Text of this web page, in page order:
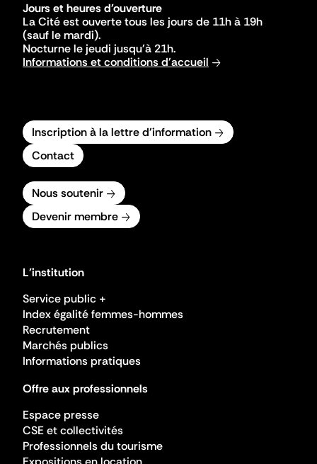
Jours et heures d'ouverture
La Cité est ouverte tous les jours de 11h à 19h
(sauf le mardi).
Nocturne le jeudi jusqu'à 21h.
Informations et conditions d'accueil
Inscription à la lettre d'information
Contact
Nous soutenir
Devenir membre
L'institution
Service public +
Index égalité femmes-hommes
Recrutement
Marchés publics
Informations pratiques
Offre aux professionnels
Espace presse
CSE et collectivités
Professionnels du tourisme